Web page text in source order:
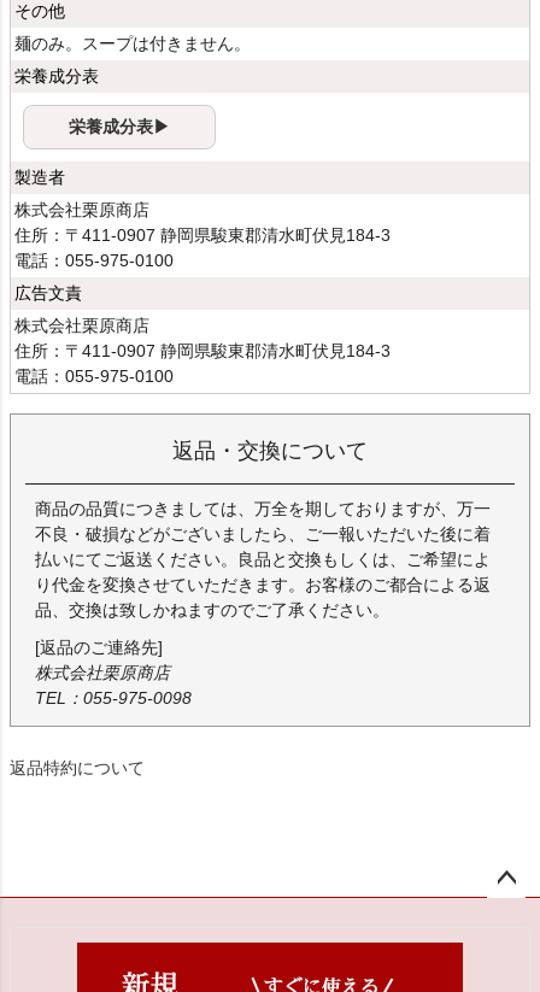
その他
麺のみ。スープは付きません。
栄養成分表
栄養成分表▶
製造者
株式会社栗原商店
住所：〒411-0907 静岡県駿東郡清水町伏見184-3
電話：055-975-0100
広告文責
株式会社栗原商店
住所：〒411-0907 静岡県駿東郡清水町伏見184-3
電話：055-975-0100
返品・交換について
商品の品質につきましては、万全を期しておりますが、万一
不良・破損などがございましたら、ご一報いただいた後に着
払いにてご返送ください。良品と交換もしくは、ご希望によ
り代金を変換させていただきます。お客様のご都合による返
品、交換は致しかねますのでご了承ください。
[返品のご連絡先]
株式会社栗原商店
TEL：055-975-0098
返品特約について